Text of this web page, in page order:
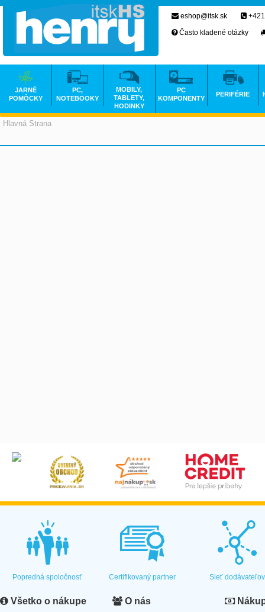
Hlavná Strana
eshop@itsk.sk
Často kladené otázky
JARNÉ
POMÔCKY
PC,
NOTEBOOKY
MOBILY,
TABLETY,
HODINKY
PC
KOMPONENTY
PERIFÉRIE
Popredná spoločnosť Certifikovaný partner Sieť dodávateľov
Všetko o nákupe O nás